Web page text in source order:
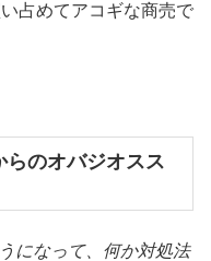
占めてアコギな商売で
らのオバジオスス
になって、何か対処法